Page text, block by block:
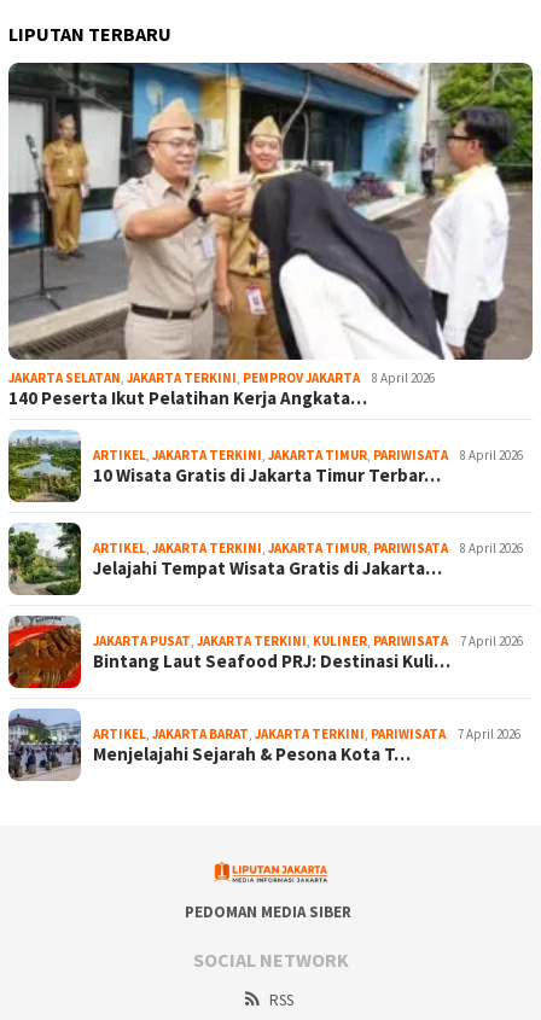
LIPUTAN TERBARU
JAKARTA SELATAN JAKARTA TERKINI PEMPROV JAKARTA 8 April 2026
140 Peserta Ikut Pelatihan Kerja Angkata…
ARTIKEL JAKARTA TERKINI JAKARTA TIMUR PARIWISATA 8 April 2026
10 Wisata Gratis di Jakarta Timur Terbar…
ARTIKEL JAKARTA TERKINI JAKARTA TIMUR PARIWISATA 8 April 2026
Jelajahi Tempat Wisata Gratis di Jakarta…
JAKARTA PUSAT JAKARTA TERKINI KULINER PARIWISATA 7 April 2026
Bintang Laut Seafood PRJ: Destinasi Kuli…
ARTIKEL JAKARTA BARAT JAKARTA TERKINI PARIWISATA 7 April 2026
Menjelajahi Sejarah & Pesona Kota T…
PEDOMAN MEDIA SIBER
SOCIAL NETWORK
RSS